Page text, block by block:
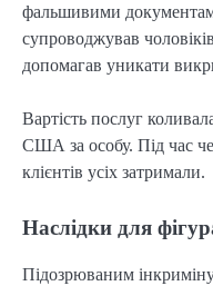
фальшивими
супроводжував
допомагав уникати
Вартість послуг
США за особу. Під час
клієнтів усіх затримали.
Наслідки для
Підозрюваним